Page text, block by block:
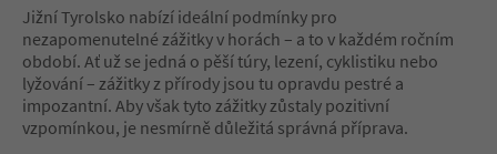
Jižní Tyrolsko nabízí ideální podmínky pro
nezapomenutelné zážitky v horách – a to v každém ročním
období. Ať už se jedná o pěší túry, lezení, cyklistiku nebo
lyžování – zážitky z přírody jsou tu opravdu pestré a
impozantní. Aby však tyto zážitky zůstaly pozitivní
vzpomínkou, je nesmírně důležitá správná příprava.